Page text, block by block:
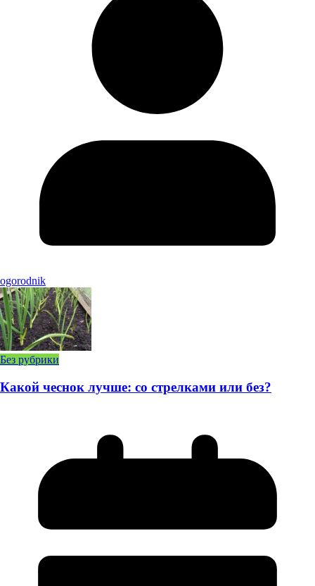
ogorodnik
Без рубрики
Какой чеснок лучше: со стрелками или без?